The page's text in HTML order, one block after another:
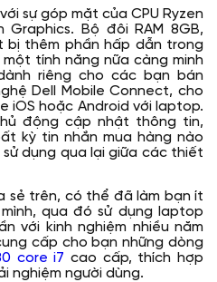
sự góp mặt của CPU Ryzen
Graphics. Bộ đôi RAM 8GB,
bị thêm phần hấp dẫn trong
tính năng nữa càng minh
riêng cho các bạn bán
Dell Mobile Connect, cho
iOS hoặc Android với laptop.
động cập nhật thông tin,
kỳ tin nhắn mua hàng nào
dụng qua lại giữa các thiết
sẻ trên, có thể đã làm bạn ít
qua đó sử dụng laptop
với kinh nghiệm nhiều năm
cấp cho bạn những dòng
core i7 cao cấp, thích hợp
nghiệm người dùng.